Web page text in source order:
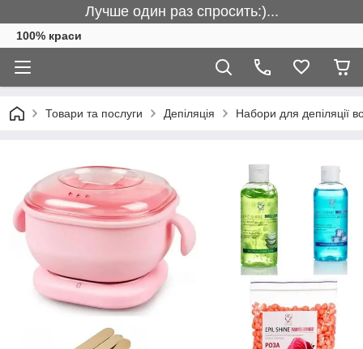
Лучше один раз спросить:)...
100% краси
Товари та послуги Депіляція Набори для депіляції